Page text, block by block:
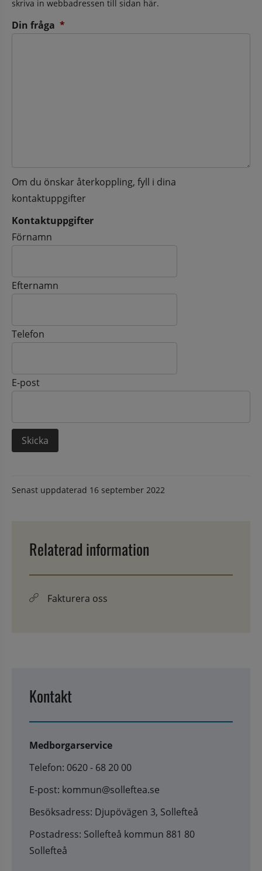
skriva in webbadressen till sidan här.
Din fråga *
Om du önskar återkoppling, fyll i dina
kontaktuppgifter
Kontaktuppgifter
Kontaktuppgifter
Förnamn
Efternamn
Telefon
E-post
Senast uppdaterad 16 september 2022
Relaterad information
Fakturera oss
Kontakt
Medborgarservice
Telefon: 0620 - 68 20 00
E-post: kommun@solleftea.se
Besöksadress: Djupövägen 3, Sollefteå
Postadress: Sollefteå kommun 881 80
Sollefteå